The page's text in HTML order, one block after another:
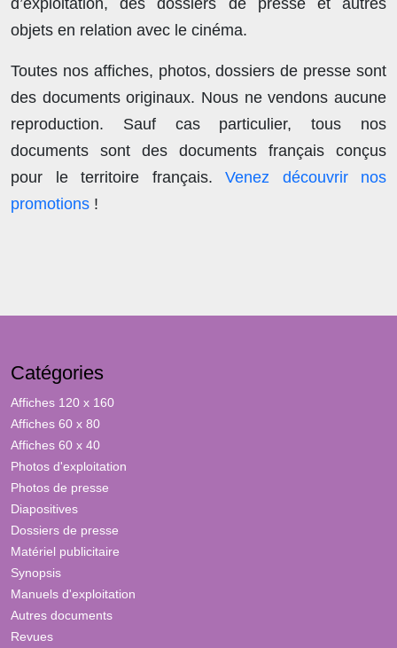
d’exploitation, des dossiers de presse et autres
objets en relation avec le cinéma.
Toutes nos affiches, photos, dossiers de presse sont
des documents originaux. Nous ne vendons aucune
reproduction. Sauf cas particulier, tous nos
documents sont des documents français conçus
pour le territoire français. Venez découvrir nos
promotions !
Catégories
Affiches 120 x 160
Affiches 60 x 80
Affiches 60 x 40
Photos d'exploitation
Photos de presse
Diapositives
Dossiers de presse
Matériel publicitaire
Synopsis
Manuels d'exploitation
Autres documents
Revues